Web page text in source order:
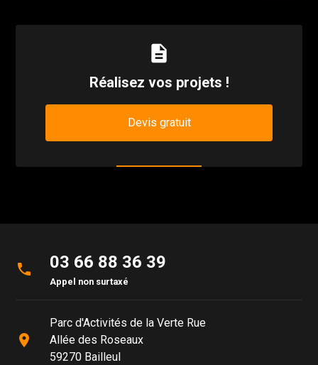
description
Réalisez vos projets !
Devis gratuit
phone 03 66 88 36 39
Appel non surtaxé
place
Parc d'Activités de la Verte Rue
Allée des Roseaux
59270 Bailleul